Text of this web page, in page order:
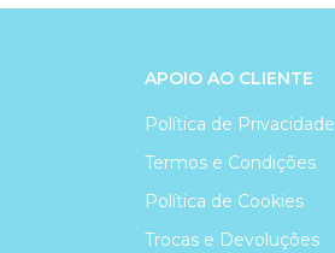
APOIO AO CLIENTE
Política de Privacidade
Termos e Condições
Política de Cookies
Trocas e Devoluções